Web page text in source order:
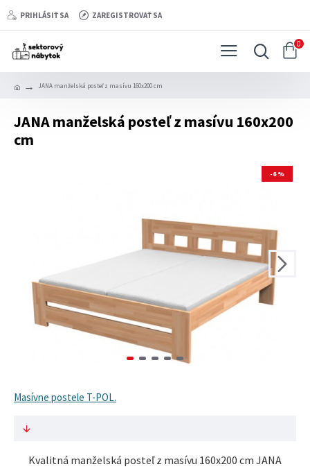
PRIHLÁSIŤ SA ZAREGISTROVAŤ SA
0
JANA manželská posteľ z masívu 160x200 cm
JANA manželská posteľ z masívu 160x200
cm
-6 %
Masívne postele T-POL.
Kvalitná manželská posteľ z masívu 160x200 cm JANA